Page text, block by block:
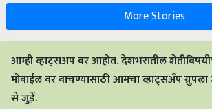
More Stories
आम्ही व्हाट्सअप वर आहोत. देशभरातील
मोबाईल वर वाचण्यासाठी आमचा व्हाट्सअँप
से जुड़ें.